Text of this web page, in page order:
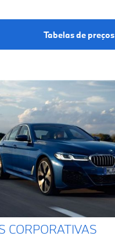
Tabelas de preços
CORPORATIVAS